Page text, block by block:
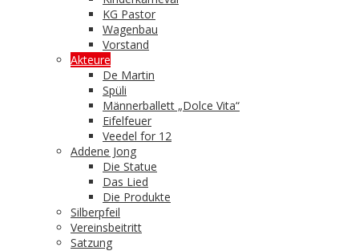
KG Pastor
Wagenbau
Vorstand
Akteure
De Martin
Spüli
Männerballett „Dolce Vita“
Eifelfeuer
Veedel for 12
Addene Jong
Die Statue
Das Lied
Die Produkte
Silberpfeil
Vereinsbeitritt
Satzung